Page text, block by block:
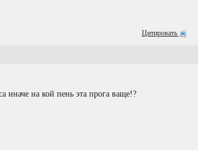
Цитировать
иначе на кой пень эта прога ваще!?